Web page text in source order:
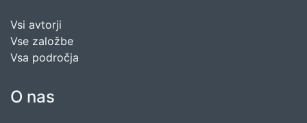
Vsi avtorji
Vse založbe
Vsa področja
O nas